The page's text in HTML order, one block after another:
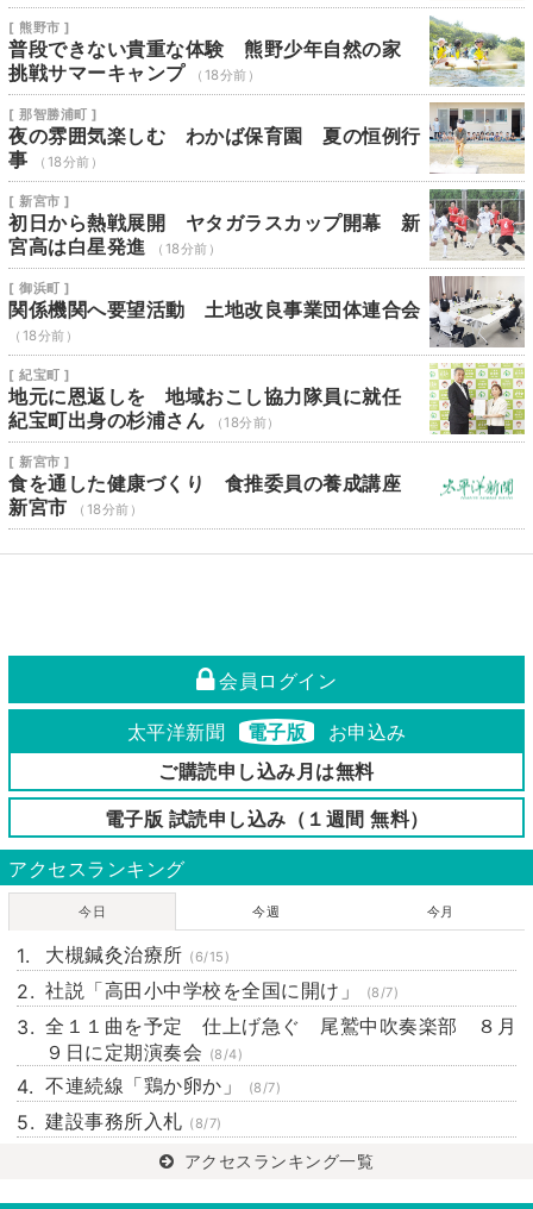
[ 熊野市 ]
普段できない貴重な体験 熊野少年自然の家
挑戦サマーキャンプ
（18分前）
[ 那智勝浦町 ]
夜の雰囲気楽しむ わかば保育園 夏の恒例行
事
（18分前）
[ 新宮市 ]
初日から熱戦展開 ヤタガラスカップ開幕 新
宮高は白星発進
（18分前）
[ 御浜町 ]
関係機関へ要望活動 土地改良事業団体連合会
（18分前）
[ 紀宝町 ]
地元に恩返しを 地域おこし協力隊員に就任
紀宝町出身の杉浦さん
（18分前）
[ 新宮市 ]
食を通した健康づくり 食推委員の養成講座
新宮市
（18分前）
会員ログイン
太平洋新聞 電子版
お申込み
ご購読申し込み月は無料
電子版 試読申し込み（１週間 無料）
アクセスランキング
今日 今週 今月
大槻鍼灸治療所 (6/15)
社説「高田小中学校を全国に開け」 (8/7)
全１１曲を予定 仕上げ急ぐ 尾鷲中吹奏楽部 ８月
９日に定期演奏会 (8/4)
不連続線「鶏か卵か」 (8/7)
建設事務所入札 (8/7)
アクセスランキング一覧